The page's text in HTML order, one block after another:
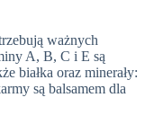
ważnych
A, B, C i E są
białka oraz minerały:
są balsamem dla